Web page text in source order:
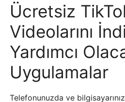
Ücretsiz
Videolarını
Yardımcı
Uygulamalar
Telefonunuzda ve